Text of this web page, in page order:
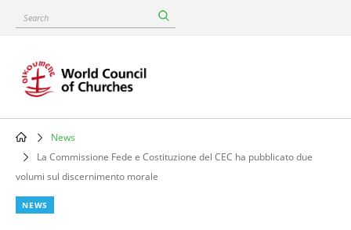
content
Search
Breadcrumb
News
La Commissione Fede e Costituzione del CEC ha pubblicato due
volumi sul discernimento morale
NEWS